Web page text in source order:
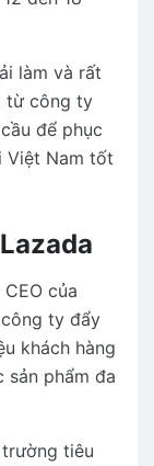
làm và rất
từ công ty
để phục
Việt Nam tốt
của
ty đẩy
khách hàng
sản phẩm đa
tiêu